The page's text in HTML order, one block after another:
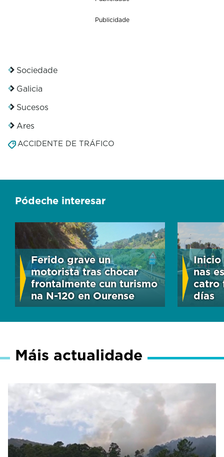
Publicidade
Sociedade
Galicia
Sucesos
Ares
ACCIDENTE DE TRÁFICO
Pódeche interesar
Ferido grave un
motorista tras chocar
frontalmente cun turismo
na N-120 en Ourense
Inicio
nas
catro
días
Máis actualidade